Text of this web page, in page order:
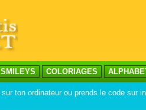
SMILEYS COLORIAGES
sur ton ordinateur ou prends le code sur